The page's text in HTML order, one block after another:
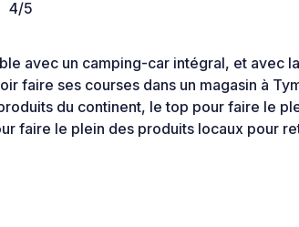
4/5
avec un camping-car intégral, et avec la
faire ses courses dans un magasin à
du continent, le top pour faire le
faire le plein des produits locaux pour